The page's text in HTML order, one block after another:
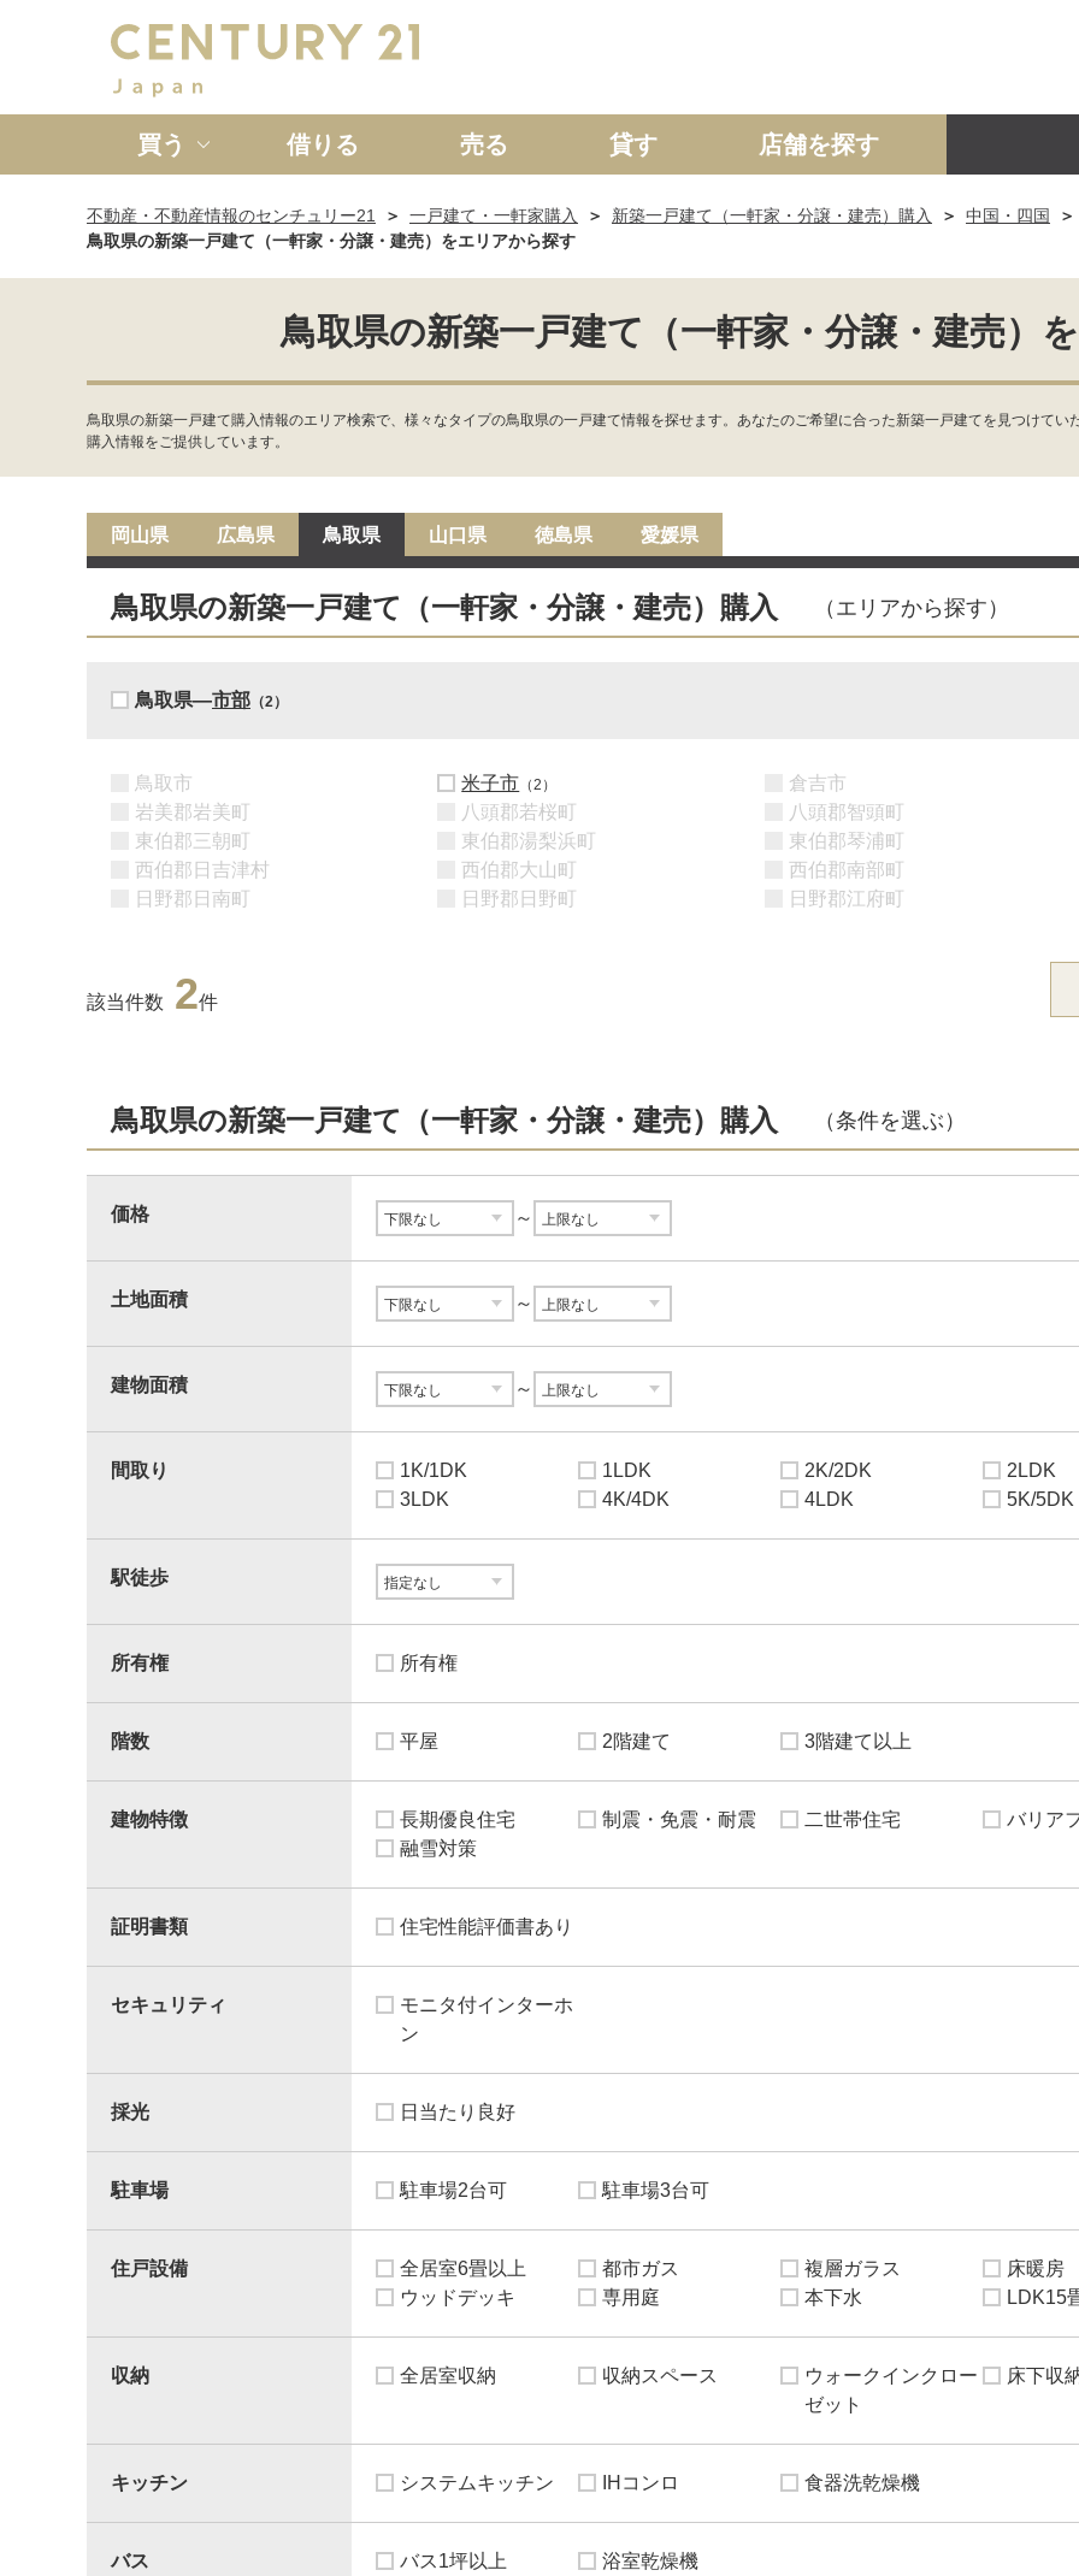
買う
新築一戸建て 中古一戸建て マンション 土地 事業投資用
借りる 売る 貸す 店舗を探す
不動産・不動産情報のセンチュリー21 一戸建て・一軒家購入 新築一戸建て（一軒家・分譲・建売）購入 中国・四国
鳥取県の新築一戸建て（一軒家・分譲・建売）をエリアから探す
鳥取県の新築一戸建て（一軒家・分譲・建売）
鳥取県の新築一戸建て購入情報のエリア検索で、様々なタイプの鳥取県の一戸建て情報を探せます。あなたのご希望に合った新築一戸建てを見つけて
購入情報をご提供しています。
岡山県 広島県 鳥取県 山口県 徳島県 愛媛県
鳥取県の新築一戸建て（一軒家・分譲・建売）購入 （エリアから探す）
鳥取県―市部 （2）
鳥取市 米子市 （2） 倉吉市
岩美郡岩美町
八頭郡若桜町 八頭郡智頭町
東伯郡三朝町
東伯郡湯梨浜町 東伯郡琴浦町
西伯郡日吉津村
西伯郡大山町 西伯郡南部町
日野郡日南町
日野郡日野町 日野郡江府町
該当件数 2件
鳥取県の新築一戸建て（一軒家・分譲・建売）購入 （条件を選ぶ）
価格 ～
土地面積 ～
建物面積 ～
間取り 1K/1DK 1LDK 2K/2DK 2LDK
3LDK
4K/4DK 4LDK 5K/5DK
駅徒歩
所有権 所有権
階数 平屋 2階建て 3階建て以上
建物特徴 長期優良住宅 制震・免震・耐震 二世帯住宅 バリア
融雪対策
証明書類 住宅性能評価書あり
セキュリティ
モニタ付インターホ
ン
採光 日当たり良好
駐車場 駐車場2台可 駐車場3台可
住戸設備 全居室6畳以上 都市ガス 複層ガラス 床暖房
ウッドデッキ
専用庭 本下水 LDK15
収納 全居室収納 収納スペース
ウォークインクロー
ゼット
床下収
キッチン システムキッチン IHコンロ 食器洗乾燥機
バス バス1坪以上 浴室乾燥機